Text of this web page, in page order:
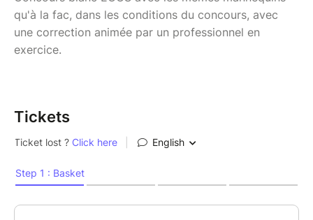
qu'à la fac, dans les conditions du concours, avec
une correction animée par un professionnel en
exercice.
Tickets